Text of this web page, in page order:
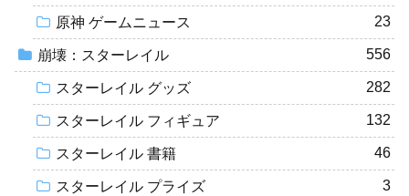
原神 ゲームニュース 23
崩壊：スターレイル 556
スターレイル グッズ 282
スターレイル フィギュア 132
スターレイル 書籍 46
スターレイル プライズ 3